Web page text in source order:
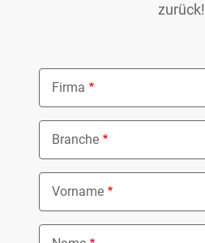
zurück!
Firma
Branche
Nothing selected
Vorname